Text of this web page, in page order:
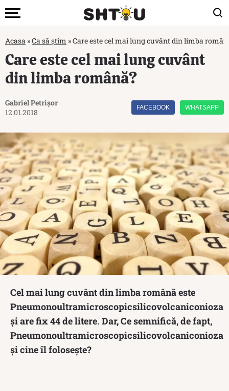
Acasa »Ca să știm »Care este cel mai lung cuvânt din limba
Care este cel mai lung cuvânt
din limba română?
Gabriel Petrișor
12.01.2018
FACEBOOK WHATSAPP
Cel mai lung cuvânt din limba română este
Pneumonoultramicroscopicsilicovolcaniconioza
și are fix 44 de litere. Dar, Ce semnifică, de fapt,
Pneumonoultramicroscopicsilicovolcaniconioza
și cine îl folosește?